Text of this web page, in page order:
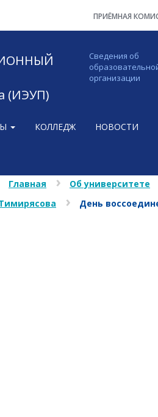
ПРИЁМНАЯ
(ИЭУП)
Сведения об
организации
КОЛЛЕДЖ НОВОСТИ
Главная Об университете
День